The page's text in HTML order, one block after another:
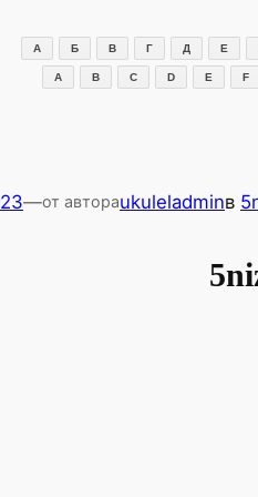
А Б В Г Д Е
A B C D E F
—от автораukuleladminв